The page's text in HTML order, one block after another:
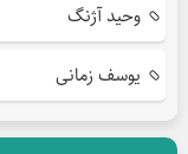
وحید آژنگ
یوسف زمانی